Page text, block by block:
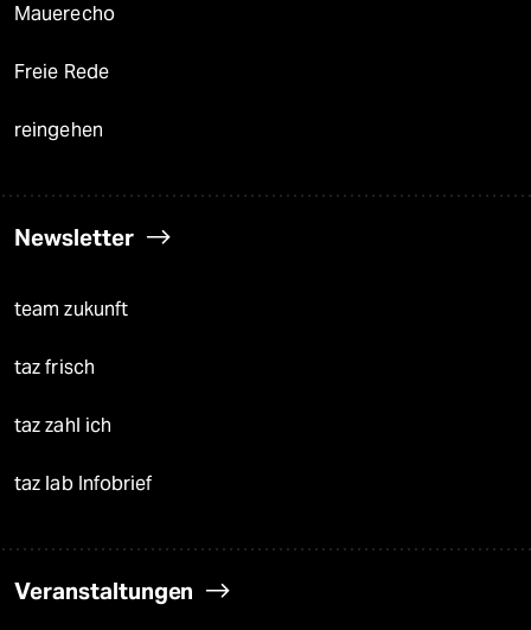
Mauerecho
Freie Rede
reingehen
Newsletter
team zukunft
taz frisch
taz zahl ich
taz lab Infobrief
Veranstaltungen